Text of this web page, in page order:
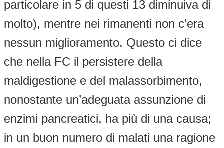
particolare in 5 di questi 13 diminuiva di
molto), mentre nei rimanenti non c’era
nessun miglioramento. Questo ci dice
che nella FC il persistere della
maldigestione e del malassorbimento,
nonostante un’adeguata assunzione di
enzimi pancreatici, ha più di una causa;
in un buon numero di malati una ragione